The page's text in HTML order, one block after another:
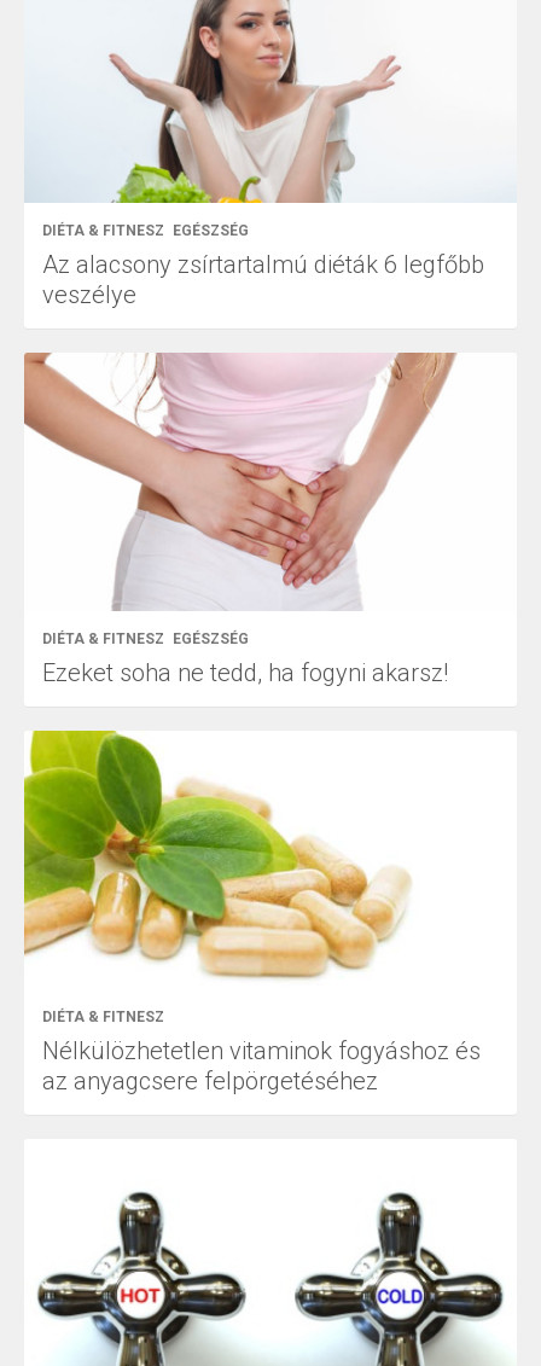
DIÉTA & FITNESZ EGÉSZSÉG
Az alacsony zsírtartalmú diéták 6 legfőbb
veszélye
DIÉTA & FITNESZ EGÉSZSÉG
Ezeket soha ne tedd, ha fogyni akarsz!
DIÉTA & FITNESZ
Nélkülözhetetlen vitaminok fogyáshoz és
az anyagcsere felpörgetéséhez